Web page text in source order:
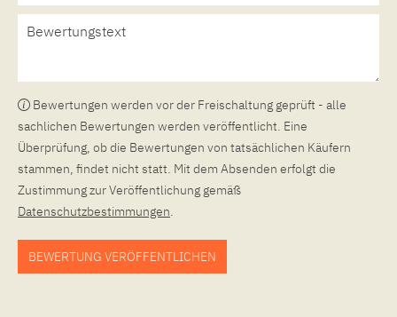
Bewertungen werden vor der Freischaltung geprüft - alle
sachlichen Bewertungen werden veröffentlicht. Eine
Überprüfung, ob die Bewertungen von tatsächlichen Käufern
stammen, findet nicht statt. Mit dem Absenden erfolgt die
Zustimmung zur Veröffentlichung gemäß
Datenschutzbestimmungen.
BEWERTUNG VERÖFFENTLICHEN